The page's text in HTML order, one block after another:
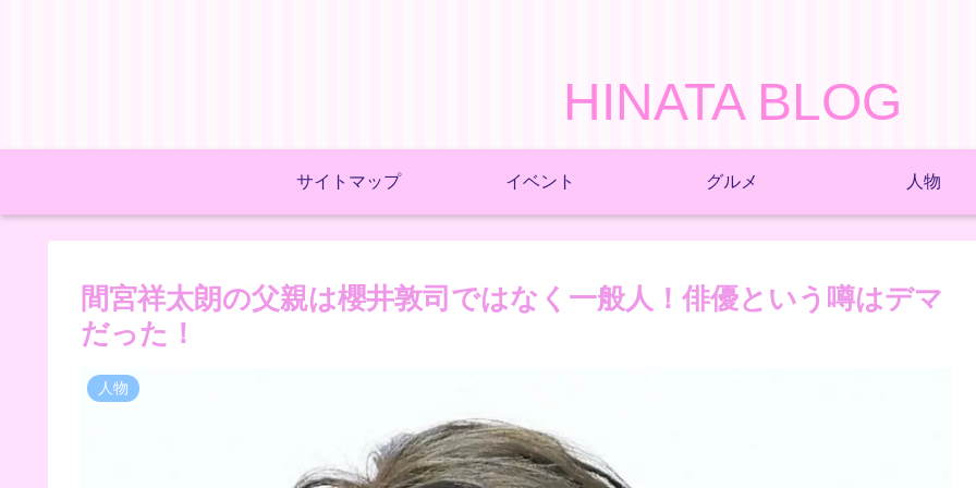
HINATA BLOG
サイトマップ イベント グルメ 人物
間宮祥太朗の父親は櫻井敦司ではなく一般人！俳優という噂はデマ
だった！
人物